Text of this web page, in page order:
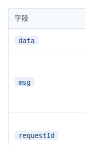
字段
data
msg
requestId